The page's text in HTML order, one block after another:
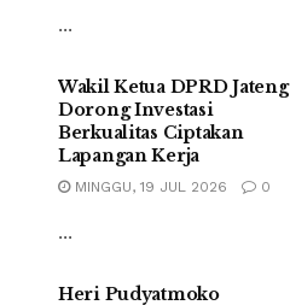
...
Wakil Ketua DPRD Jateng
Dorong Investasi
Berkualitas Ciptakan
Lapangan Kerja
MINGGU, 19 JUL 2026 0
...
Heri Pudyatmoko